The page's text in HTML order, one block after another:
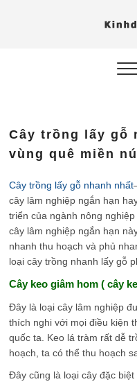
Cây trồng lấy gỗ
vùng quê miền
Cây trồng lấy gỗ nhanh nhất
cây lâm nghiệp ngắn hạn
triển của ngành nông
cây lâm nghiệp ngắn hạn
nhanh thu hoạch và phủ
loại cây trồng nhanh lấy gỗ
Cây keo giâm hom ( cây
Đây là loại cây lâm nghiệp
thích nghi với mọi điều kiện
quốc ta. Keo lá tràm rất dễ
hoạch, ta có thể thu hoạch
Đây cũng là loại cây đặc